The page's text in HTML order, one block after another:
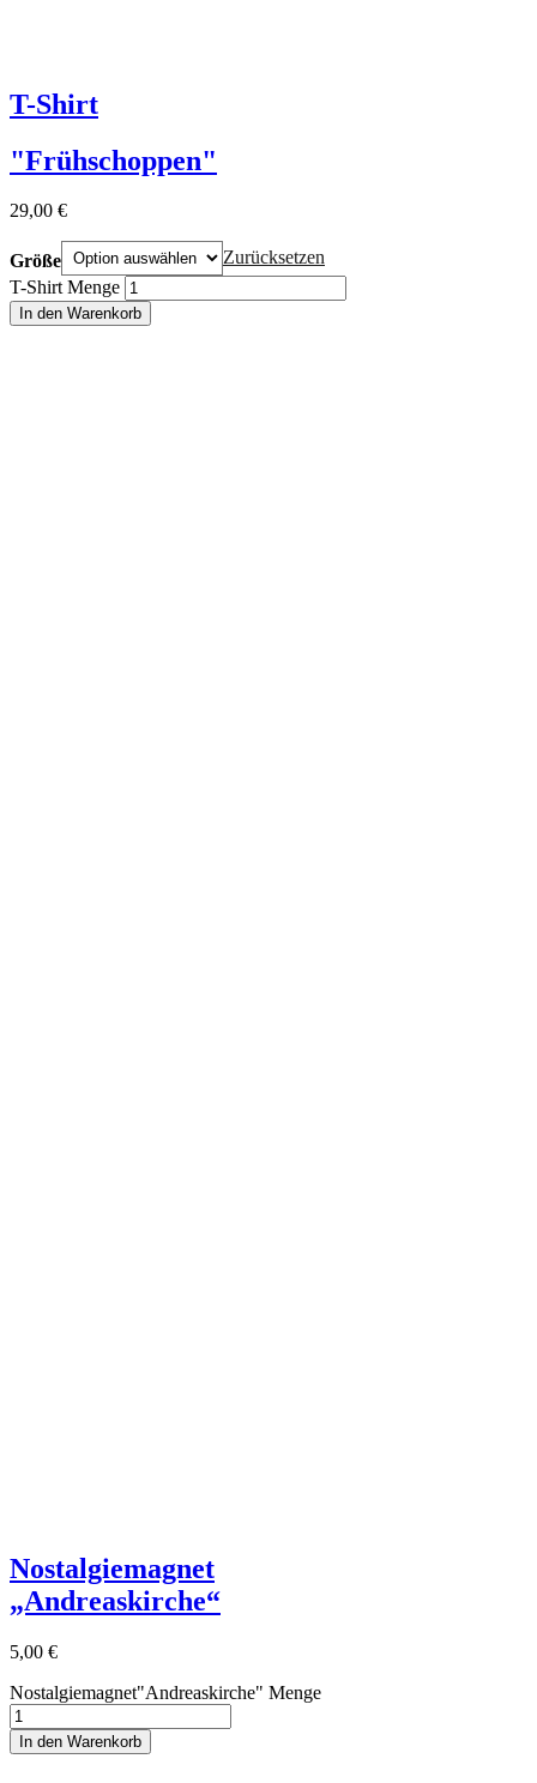
T-Shirt
"Frühschoppen"
29,00 €
Größe
Zurücksetzen
T-Shirt Menge
In den Warenkorb
Nostalgiemagnet
„Andreaskirche“
5,00 €
Nostalgiemagnet"Andreaskirche" Menge
In den Warenkorb